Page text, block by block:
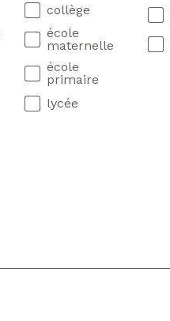
collège
école
maternelle
école
primaire
lycée